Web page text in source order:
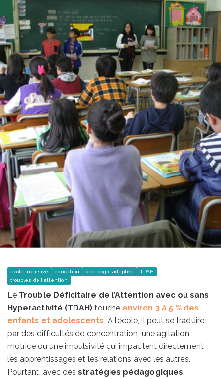
école inclusive éducation pédagogie adaptée
TDAH
troubles de l'attention
Le Trouble Déficitaire de l’Attention avec ou sans
Hyperactivité (TDAH) touche environ 3 à 5 % des
enfants et adolescents. À l’école, il peut se traduire
par des difficultés de concentration, une agitation
motrice ou une impulsivité qui impactent directement
les apprentissages et les relations avec les autres.
Pourtant, avec desstratégies pédagogiques